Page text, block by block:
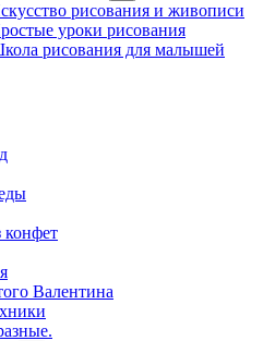
рисования и живописи
уроки рисования
рисования для малышей
конфет
Валентина